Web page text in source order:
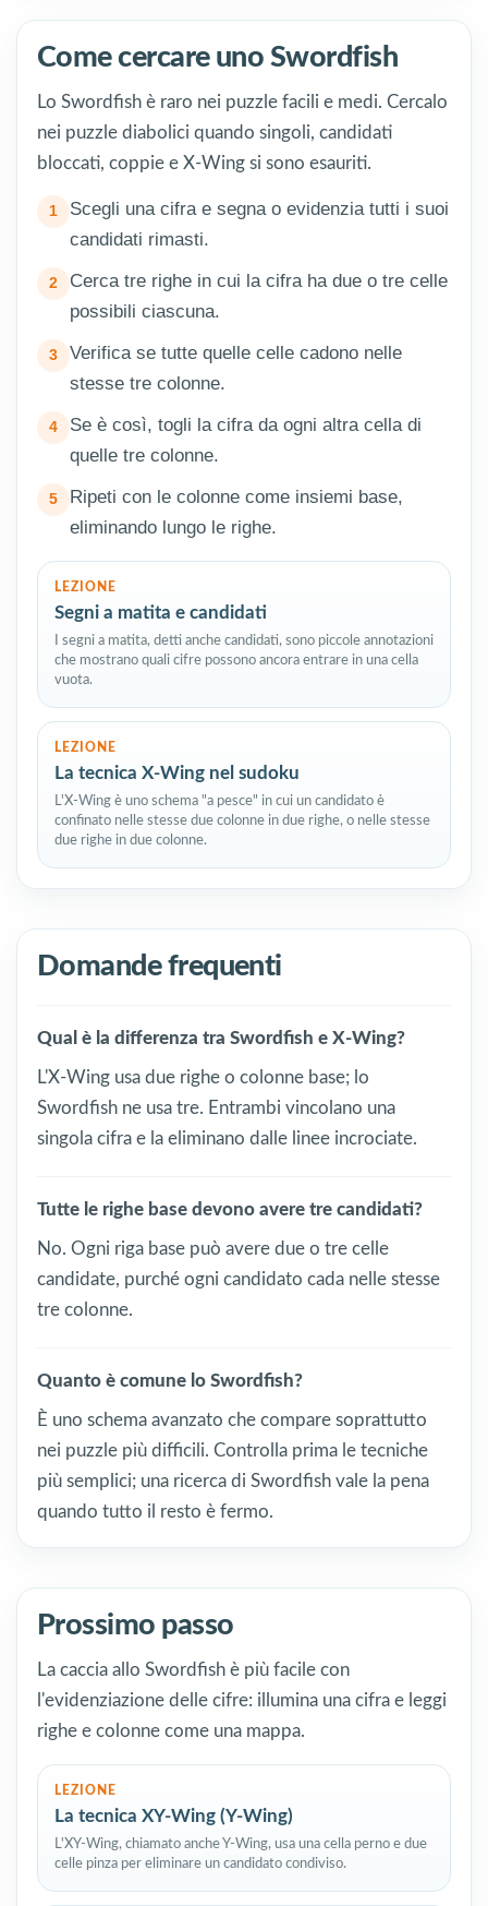
Come cercare uno Swordfish
Lo Swordfish è raro nei puzzle facili e medi. Cercalo
nei puzzle diabolici quando singoli, candidati
bloccati, coppie e X-Wing si sono esauriti.
Scegli una cifra e segna o evidenzia tutti i suoi
candidati rimasti.
Cerca tre righe in cui la cifra ha due o tre celle
possibili ciascuna.
Verifica se tutte quelle celle cadono nelle
stesse tre colonne.
Se è così, togli la cifra da ogni altra cella di
quelle tre colonne.
Ripeti con le colonne come insiemi base,
eliminando lungo le righe.
LEZIONE
Segni a matita e candidati
I segni a matita, detti anche candidati, sono piccole annotazioni
che mostrano quali cifre possono ancora entrare in una cella
vuota.
LEZIONE
La tecnica X-Wing nel sudoku
L'X-Wing è uno schema "a pesce" in cui un candidato è
confinato nelle stesse due colonne in due righe, o nelle stesse
due righe in due colonne.
Domande frequenti
Qual è la differenza tra Swordfish e X-Wing?
L'X-Wing usa due righe o colonne base; lo
Swordfish ne usa tre. Entrambi vincolano una
singola cifra e la eliminano dalle linee incrociate.
Tutte le righe base devono avere tre candidati?
No. Ogni riga base può avere due o tre celle
candidate, purché ogni candidato cada nelle stesse
tre colonne.
Quanto è comune lo Swordfish?
È uno schema avanzato che compare soprattutto
nei puzzle più difficili. Controlla prima le tecniche
più semplici; una ricerca di Swordfish vale la pena
quando tutto il resto è fermo.
Prossimo passo
La caccia allo Swordfish è più facile con
l'evidenziazione delle cifre: illumina una cifra e leggi
righe e colonne come una mappa.
LEZIONE
La tecnica XY-Wing (Y-Wing)
L'XY-Wing, chiamato anche Y-Wing, usa una cella perno e due
celle pinza per eliminare un candidato condiviso.